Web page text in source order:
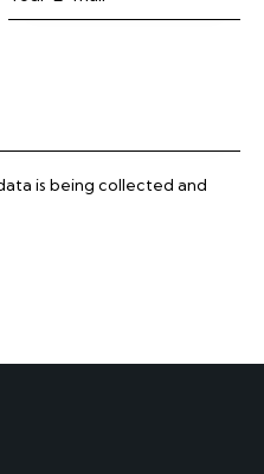
is being collected and